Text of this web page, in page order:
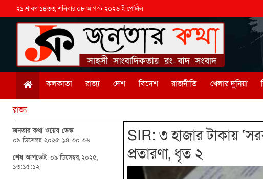
২১ শ্রাবণ ১৪৩৩, শনিবার ০৮ আগস্ট ২০২৬ ই-পোর্টাল
কলকাতা রাজ্য দেশ বিদেশ রাজনীতি খেলার দুনিয়া
রাজ্য
জনতার কথা ওয়েব ডেস্ক
০৯ ডিসেম্বর, ২০২৫, ১৪:৩০:৩৬
শেষ আপডেট: ০৯ ডিসেম্বর, ২০২৫,
১৩:১৫:১২
SIR: ৩ হাজার টাকায়
প্রতারণা, ধৃত ২